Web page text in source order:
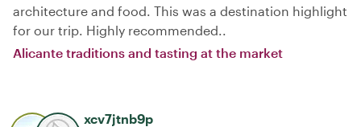
architecture and food. This was a destination highlight
for our trip. Highly recommended..
Alicante traditions and tasting at the market
xcv7jtnb9p